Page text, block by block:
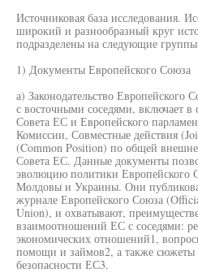
Источниковая база исследования.
широкий и разнообразный круг
подразделены на следующие
1) Документы Европейского Союза
а) Законодательство Европейского
с восточными соседями, включает
Совета ЕС и Европейского
Комиссии, Совместные действия
(Common Position) по общей
Совета ЕС. Данные документы
эволюцию политики Европейского
Молдовы и Украины. Они
журнале Европейского Союза
Union), и охватывают,
взаимоотношений ЕС с соседями:
экономических отношений1,
помощи и займов2, а также
безопасности ЕС3.